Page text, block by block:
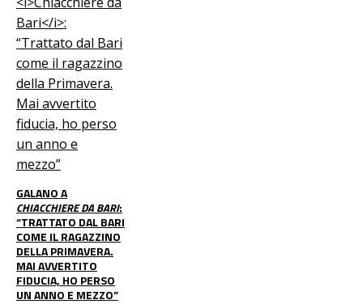
GALANO A
CHIACCHIERE DA BARI:
“TRATTATO DAL BARI
COME IL RAGAZZINO
DELLA PRIMAVERA.
MAI AVVERTITO
FIDUCIA, HO PERSO
UN ANNO E MEZZO”